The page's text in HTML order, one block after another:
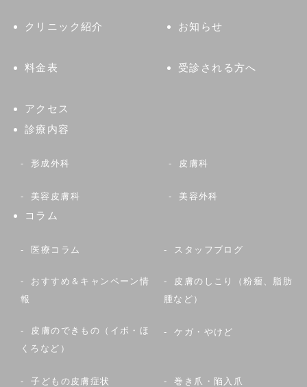
クリニック紹介 お知らせ
料金表 受診される方へ
アクセス
診療内容
形成外科 皮膚科
美容皮膚科 美容外科
コラム
医療コラム スタッフブログ
おすすめ＆キャンペーン情
報
皮膚のしこり（粉瘤、脂肪
腫など）
皮膚のできもの（イボ・ほ
くろなど）
ケガ・やけど
子どもの皮膚症状 巻き爪・陥入爪